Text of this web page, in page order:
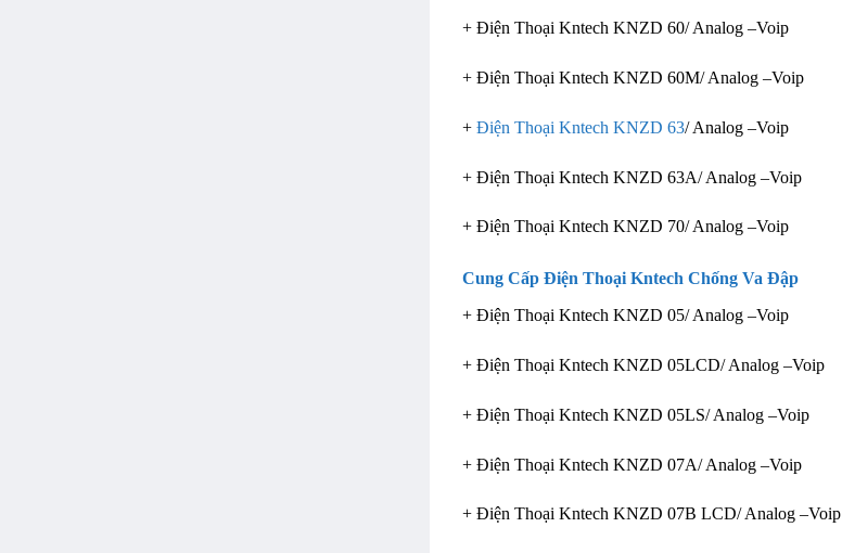
+ Điện Thoại Kntech KNZD 60/ Analog –Voip
+ Điện Thoại Kntech KNZD 60M/ Analog –Voip
+ Điện Thoại Kntech KNZD 63/ Analog –Voip
+ Điện Thoại Kntech KNZD 63A/ Analog –Voip
+ Điện Thoại Kntech KNZD 70/ Analog –Voip
Cung Cấp Điện Thoại Kntech Chống Va Đập
+ Điện Thoại Kntech KNZD 05/ Analog –Voip
+ Điện Thoại Kntech KNZD 05LCD/ Analog –Voip
+ Điện Thoại Kntech KNZD 05LS/ Analog –Voip
+ Điện Thoại Kntech KNZD 07A/ Analog –Voip
+ Điện Thoại Kntech KNZD 07B LCD/ Analog –Voip